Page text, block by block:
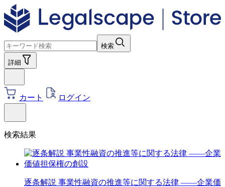
検索
詳細
カート ログイン
検索結果
逐条解説 事業性融資の推進等に関する法律 ――企業価